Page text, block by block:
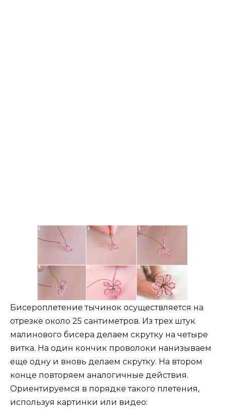
Бисероплетение тычинок осуществляется на
отрезке около 25 сантиметров. Из трех штук
малинового бисера делаем скрутку на четыре
витка. На один кончик проволоки нанизываем
еще одну и вновь делаем скрутку. На втором
конце повторяем аналогичные действия.
Ориентируемся в порядке такого плетения,
используя картинки или видео: